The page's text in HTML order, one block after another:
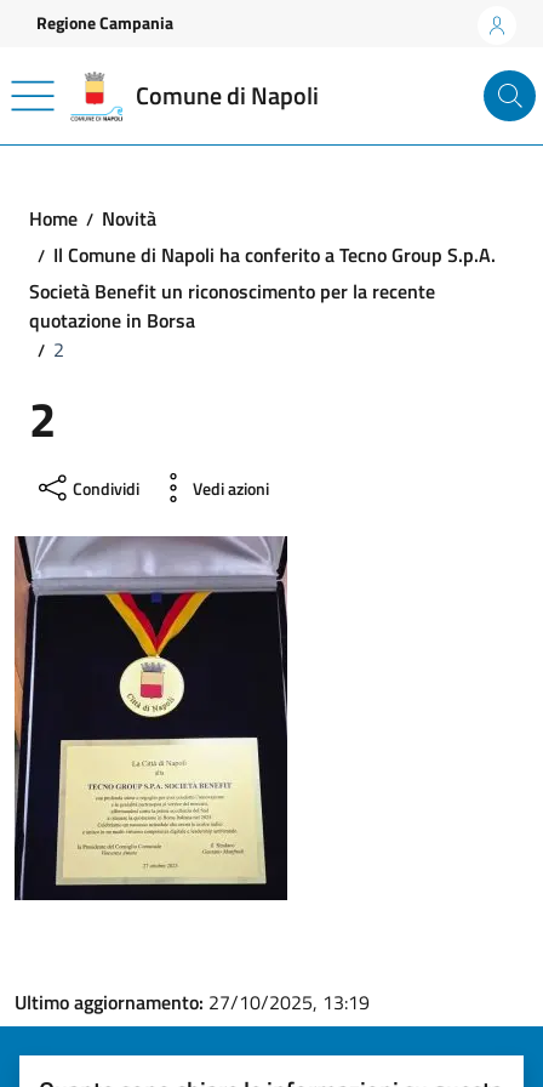
Vai ai contenuti
Vai al footer
Regione Campania
Comune di Napoli
Home
Novità
Il Comune di Napoli ha conferito a Tecno Group S.p.A.
Società Benefit un riconoscimento per la recente
quotazione in Borsa
2
2
Condividi Vedi azioni
Ultimo aggiornamento: 27/10/2025, 13:19